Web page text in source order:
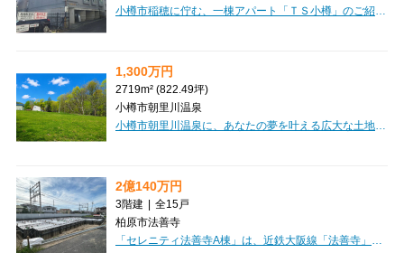
1,300万円
2719m² (822.49坪)
小樽市朝里川温泉
2億140万円
3階建 | 全15戸
柏原市法善寺